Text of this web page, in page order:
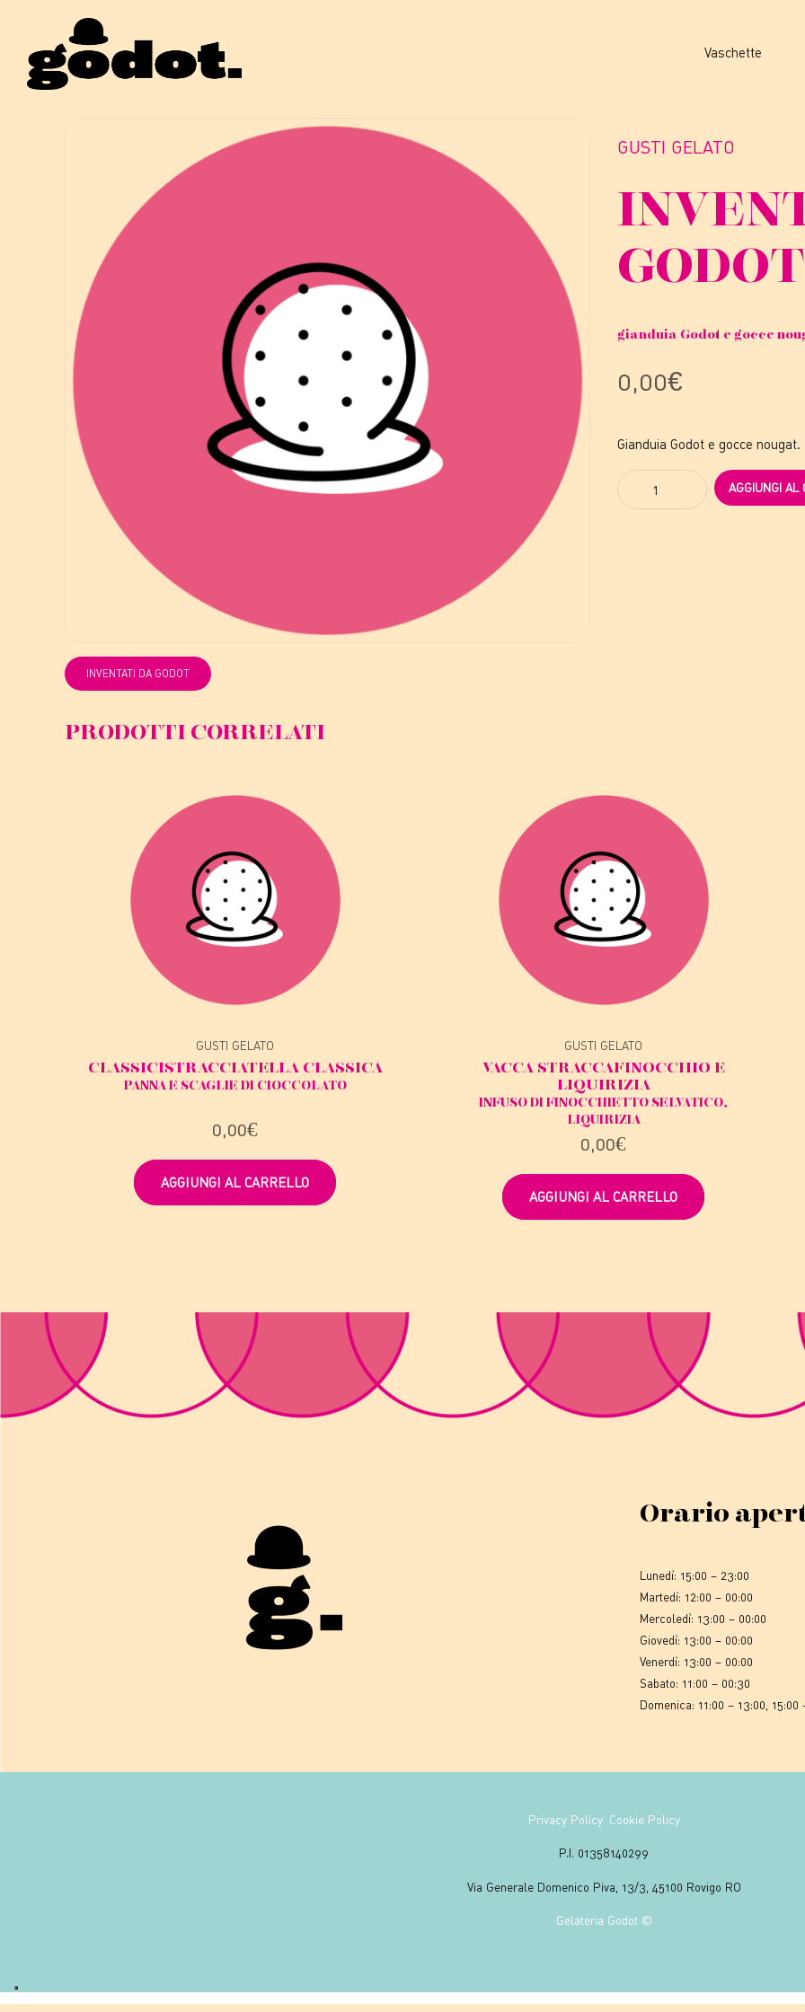
Vaschette
GUSTI GELATO
GODOT
gianduia Godot e gocce
0,00€
Gianduia Godot e gocce nougat.
Quantity AGGIUNGI AL
INVENTATI DA GODOT
PRODOTTI CORRELATI
GUSTI GELATO
CLASSICISTRACCIATELLA CLASSICA
PANNA E SCAGLIE DI CIOCCOLATO
0,00€
AGGIUNGI AL CARRELLO
GUSTI GELATO
VACCA STRACCAFINOCCHIO E
LIQUIRIZIA
INFUSO DI FINOCCHIETTO SELVATICO,
LIQUIRIZIA
0,00€
AGGIUNGI AL CARRELLO
Orario
Lunedì: 15:00 – 23:00
Martedì: 12:00 – 00:00
Mercoledì: 13:00 – 00:00
Giovedì: 13:00 – 00:00
Venerdì: 13:00 – 00:00
Sabato: 11:00 – 00:30
Domenica: 11:00 – 13:00, 15:00
Privacy Policy Cookie Policy
P.I. 01358140299
Via Generale Domenico Piva, 13/3, 45100 Rovigo RO
Gelateria Godot ©